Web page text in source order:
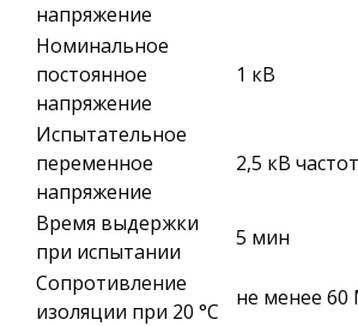
напряжение
Номинальное
постоянное
напряжение
1 кВ
Испытательное
переменное
напряжение
2,5 кВ
Время выдержки
при испытании
5 мин
Сопротивление
изоляции при 20 °С
не менее